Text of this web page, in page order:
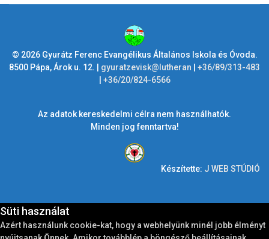
© 2026 Gyurátz Ferenc Evangélikus Általános Iskola és Óvoda.
8500 Pápa, Árok u. 12. | gyuratzevisk@lutheran | +36/89/313-483
| +36/20/824-6566
Az adatok kereskedelmi célra nem használhatók.
Minden jog fenntartva!
Készítette: J WEB STÚDIÓ
Süti használat
Azért használunk cookie-kat, hogy a webhelyünk minél jobb élményt